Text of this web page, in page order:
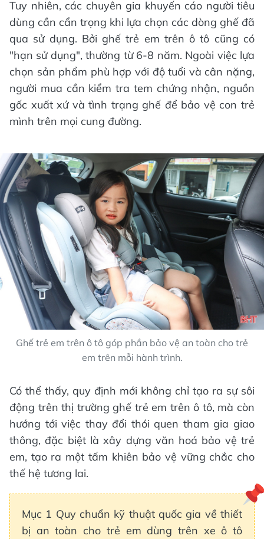
Tuy nhiên, các chuyên gia khuyến cáo người tiêu
dùng cần cẩn trọng khi lựa chọn các dòng ghế đã
qua sử dụng. Bởi ghế trẻ em trên ô tô cũng có
"hạn sử dụng", thường từ 6-8 năm. Ngoài việc lựa
chọn sản phẩm phù hợp với độ tuổi và cân nặng,
người mua cần kiểm tra tem chứng nhận, nguồn
gốc xuất xứ và tình trạng ghế để bảo vệ con trẻ
mình trên mọi cung đường.
Ghế trẻ em trên ô tô góp phần bảo vệ an toàn cho trẻ
em trên mỗi hành trình.
Có thể thấy, quy định mới không chỉ tạo ra sự sôi
động trên thị trường ghế trẻ em trên ô tô, mà còn
hướng tới việc thay đổi thói quen tham gia giao
thông, đặc biệt là xây dựng văn hoá bảo vệ trẻ
em, tạo ra một tấm khiên bảo vệ vững chắc cho
thế hệ tương lai.
Mục 1 Quy chuẩn kỹ thuật quốc gia về thiết
bị an toàn cho trẻ em dùng trên xe ô tô